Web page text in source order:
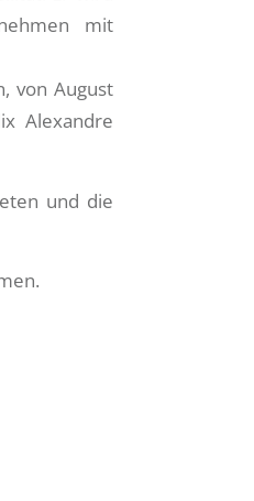
mit
von August
Alexandre
und die